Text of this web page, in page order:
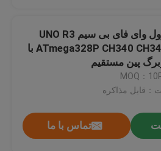
ماژول وای فای بی سیم UNO R3
ATmega328P CH340 CH340G با
پین مستقیم
MOQ：
：قابل مذاکره
تماس با ما